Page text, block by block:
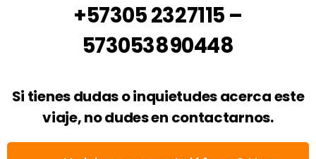
+57305 2327115 –
573053890448
Si tienes dudas o inquietudes acerca este
viaje, no dudes en contactarnos.